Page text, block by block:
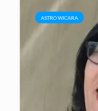
ASTRO WICARA